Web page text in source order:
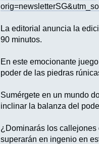
La editorial anuncia la
90 minutos.
En este emocionante
poder de las piedras
Sumérgete en un mundo
inclinar la balanza del
¿Dominarás los callejones
superarán en ingenio en